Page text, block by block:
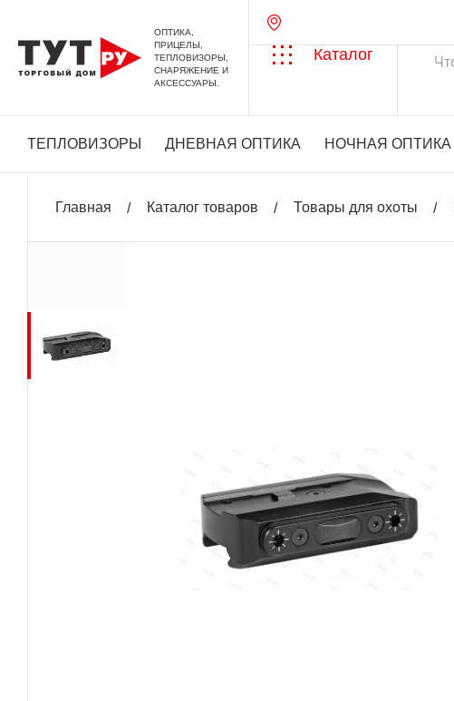
ОПТИКА,
ПРИЦЕЛЫ,
ТЕПЛОВИЗОРЫ,
СНАРЯЖЕНИЕ И
АКСЕССУАРЫ.
Каталог
ТЕПЛОВИЗОРЫ ДНЕВНАЯ ОПТИКА НОЧНАЯ ОПТИКА
Главная Каталог товаров Товары для охоты